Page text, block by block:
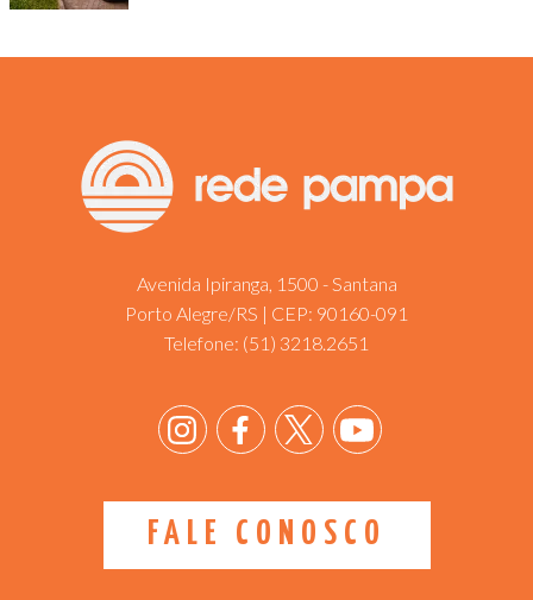
Avenida Ipiranga, 1500 - Santana
Porto Alegre/RS | CEP: 90160-091
Telefone: (51) 3218.2651
FALE CONOSCO